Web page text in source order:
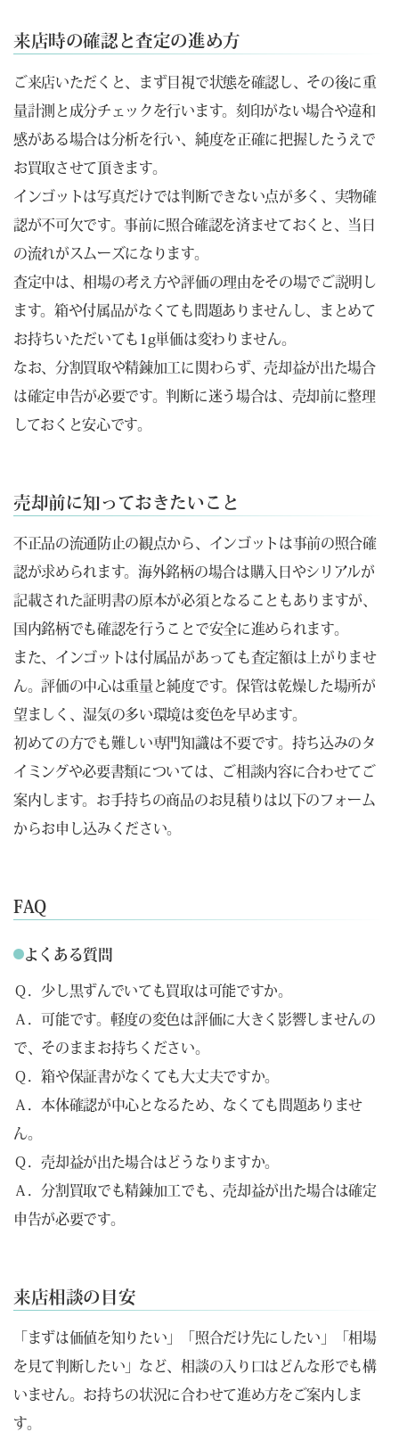
来店時の確認と査定の進め方
ご来店いただくと、まず目視で状態を確認し、その後に重
量計測と成分チェックを行います。刻印がない場合や違和
感がある場合は分析を行い、純度を正確に把握したうえで
お買取させて頂きます。
インゴットは写真だけでは判断できない点が多く、実物確
認が不可欠です。事前に照合確認を済ませておくと、当日
の流れがスムーズになります。
査定中は、相場の考え方や評価の理由をその場でご説明し
ます。箱や付属品がなくても問題ありませんし、まとめて
お持ちいただいても1g単価は変わりません。
なお、分割買取や精錬加工に関わらず、売却益が出た場合
は確定申告が必要です。判断に迷う場合は、売却前に整理
しておくと安心です。
売却前に知っておきたいこと
不正品の流通防止の観点から、インゴットは事前の照合確
認が求められます。海外銘柄の場合は購入日やシリアルが
記載された証明書の原本が必須となることもありますが、
国内銘柄でも確認を行うことで安全に進められます。
また、インゴットは付属品があっても査定額は上がりませ
ん。評価の中心は重量と純度です。保管は乾燥した場所が
望ましく、湿気の多い環境は変色を早めます。
初めての方でも難しい専門知識は不要です。持ち込みのタ
イミングや必要書類については、ご相談内容に合わせてご
案内します。お手持ちの商品のお見積りは以下のフォーム
からお申し込みください。
FAQ
よくある質問
Ｑ．少し黒ずんでいても買取は可能ですか。
Ａ．可能です。軽度の変色は評価に大きく影響しませんの
で、そのままお持ちください。
Ｑ．箱や保証書がなくても大丈夫ですか。
Ａ．本体確認が中心となるため、なくても問題ありませ
ん。
Ｑ．売却益が出た場合はどうなりますか。
Ａ．分割買取でも精錬加工でも、売却益が出た場合は確定
申告が必要です。
来店相談の目安
「まずは価値を知りたい」「照合だけ先にしたい」「相場
を見て判断したい」など、相談の入り口はどんな形でも構
いません。お持ちの状況に合わせて進め方をご案内しま
す。